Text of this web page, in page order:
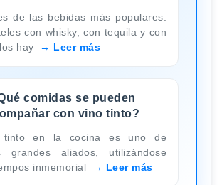
de las bebidas más populares.
con whisky, con tequila y con
hay
Leer más
comidas se pueden
con vino tinto?
tinto en la cocina es uno de
grandes aliados, utilizándose
inmemorial
Leer más